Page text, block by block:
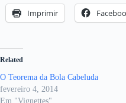
Imprimir
Related
O Teorema da Bola Cabeluda
fevereiro 4, 2014
Em "Vignettes"